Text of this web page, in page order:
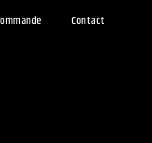
Contact